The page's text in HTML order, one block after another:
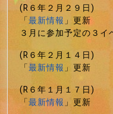
(R６年２月２９日)
「最新情報」更新
３月に参加予定の３イ
(R６年２月１４日)
「最新情報」更新
(R６年１月１７日)
「最新情報」更新